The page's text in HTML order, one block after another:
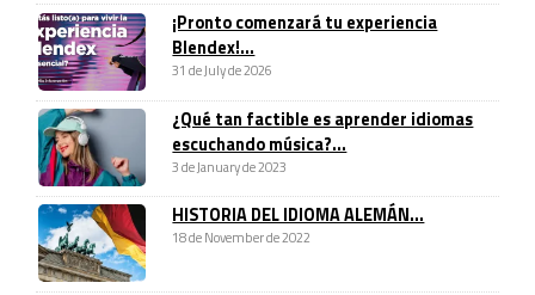
¡Pronto comenzará tu experiencia
Blendex!...
31 de July de 2026
¿Qué tan factible es aprender idiomas
escuchando música?...
3 de January de 2023
HISTORIA DEL IDIOMA ALEMÁN...
18 de November de 2022